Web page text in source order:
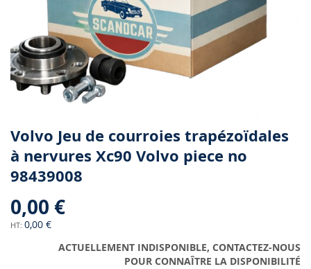
Skip
to
the
beginning
the
images
gallery
Volvo Jeu de courroies trapézoïdales
à nervures Xc90 Volvo piece no
98439008
0,00 €
0,00 €
ACTUELLEMENT INDISPONIBLE, CONTACTEZ-NOUS
POUR CONNAÎTRE LA DISPONIBILITÉ